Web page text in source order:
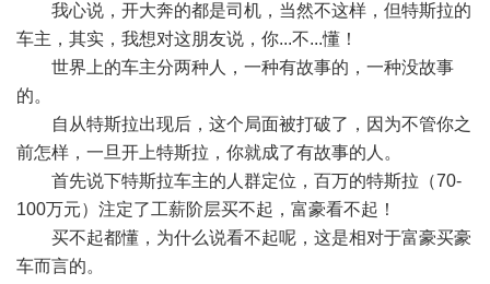
我心说，开大奔的都是司机，当然不这样，但特斯拉的
车主，其实，我想对这朋友说，你...不...懂！
世界上的车主分两种人，一种有故事的，一种没故事
的。
自从特斯拉出现后，这个局面被打破了，因为不管你之
前怎样，一旦开上特斯拉，你就成了有故事的人。
首先说下特斯拉车主的人群定位，百万的特斯拉（70-
100万元）注定了工薪阶层买不起，富豪看不起！
买不起都懂，为什么说看不起呢，这是相对于富豪买豪
车而言的。